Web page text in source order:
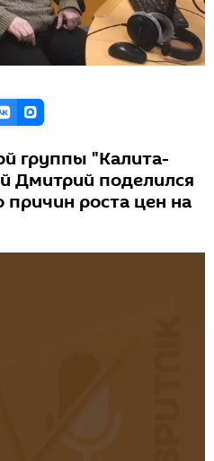
группы "Калита-
Дмитрий поделился
причин роста цен на